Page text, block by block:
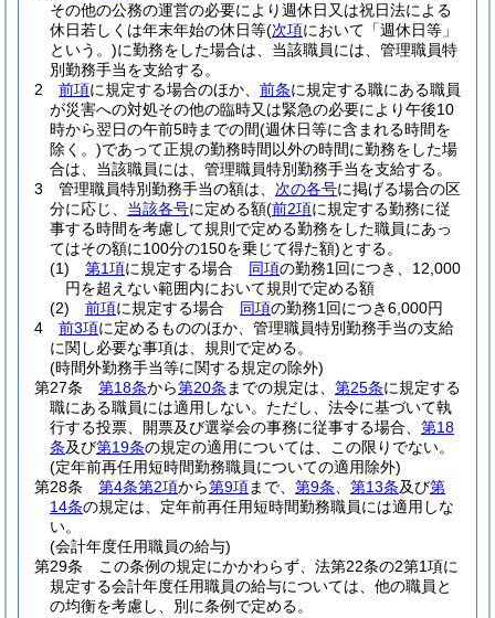
その他の公務の運営の必要により週休日又は祝日法による
休日若しくは年末年始の休日等(次項において「週休日等」
という。)に勤務をした場合は、当該職員には、管理職員特
別勤務手当を支給する。
2
前項に規定する場合のほか、 前条に規定する職にある職員
が災害への対処その他の臨時又は緊急の必要により午後10
時から翌日の午前5時までの間(週休日等に含まれる時間を
除く。)であって正規の勤務時間以外の時間に勤務をした場
合は、当該職員には、管理職員特別勤務手当を支給する。
3
管理職員特別勤務手当の額は、 次の各号に掲げる場合の区
分に応じ、 当該各号に定める額(前2項に規定する勤務に従
事する時間を考慮して規則で定める勤務をした職員にあっ
てはその額に100分の150を乗じて得た額)とする。
(1)
第1項に規定する場合 同項の勤務1回につき、12,000
円を超えない範囲内において規則で定める額
(2)
前項に規定する場合 同項の勤務1回につき6,000円
4
前3項に定めるもののほか、管理職員特別勤務手当の支給
に関し必要な事項は、規則で定める。
(時間外勤務手当等に関する規定の除外)
第27条
第18条から第20条 までの規定は、 第25条に規定する
職にある職員には適用しない。 ただし、法令に基づいて執
行する投票、開票及び選挙会の事務に従事する場合、 第18
条及び第19条の規定の適用については、この限りでない。
(定年前再任用短時間勤務職員についての適用除外)
第28条
第4条第2項から第9項まで、 第9条 第13条及び第
14条の規定は、定年前再任用短時間勤務職員には適用しな
い。
(会計年度任用職員の給与)
第29条
この条例の規定にかかわらず、法第22条の2第1項に
規定する会計年度任用職員の給与については、他の職員と
の均衡を考慮し、別に条例で定める。